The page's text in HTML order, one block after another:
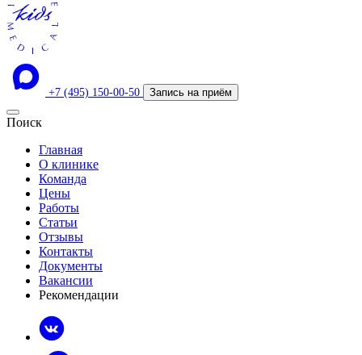
+7 (495) 150-00-50 Запись на приём
Поиск
Главная
О клинике
Команда
Цены
Работы
Статьи
Отзывы
Контакты
Документы
Вакансии
Рекомендации